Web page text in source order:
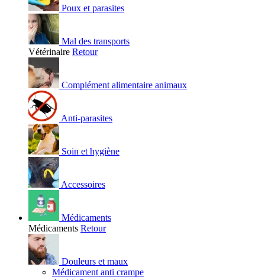
Poux et parasites
Mal des transports
Vétérinaire Retour
Complément alimentaire animaux
Anti-parasites
Soin et hygiène
Accessoires
Médicaments
Médicaments Retour
Douleurs et maux
Médicament anti crampe